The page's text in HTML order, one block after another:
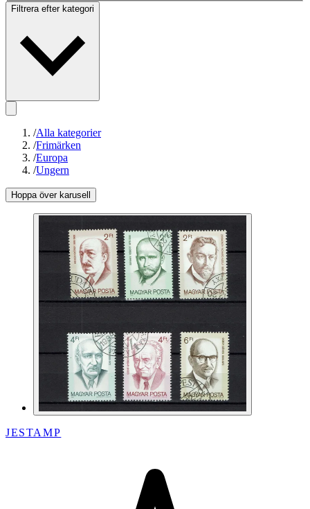
Filtrera efter kategori
/Alla kategorier
/Frimärken
/Europa
/Ungern
Hoppa över karusell
JESTAMP